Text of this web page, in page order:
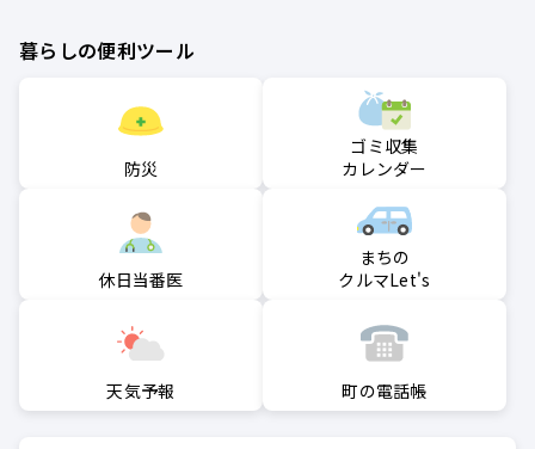
暮らしの便利ツール
防災
ゴミ収集
カレンダー
休日当番医
まちの
クルマLet's
天気予報 町の電話帳